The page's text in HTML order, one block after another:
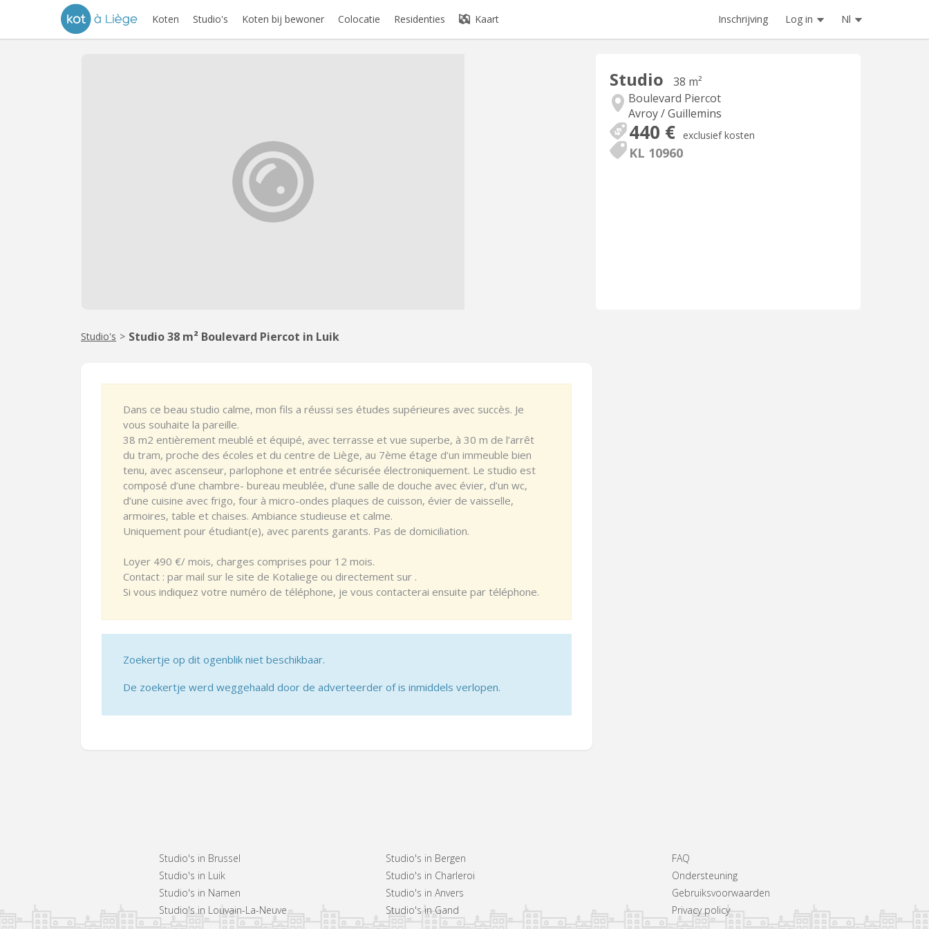
Koten Studio's Koten bij bewoner Colocatie Residenties Kaart Inschrijving Log in Nl
Studio
38 m²
Boulevard Piercot
Avroy / Guillemins
440 € exclusief kosten
KL 10960
Studio's > Studio 38 m² Boulevard Piercot in Luik
Dans ce beau studio calme, mon fils a réussi ses études supérieures avec succès. Je
vous souhaite la pareille.
38 m2 entièrement meublé et équipé, avec terrasse et vue superbe, à 30 m de l’arrêt
du tram, proche des écoles et du centre de Liège, au 7ème étage d’un immeuble bien
tenu, avec ascenseur, parlophone et entrée sécurisée électroniquement. Le studio est
composé d’une chambre- bureau meublée, d’une salle de douche avec évier, d’un wc,
d’une cuisine avec frigo, four à micro-ondes plaques de cuisson, évier de vaisselle,
armoires, table et chaises. Ambiance studieuse et calme.
Uniquement pour étudiant(e), avec parents garants. Pas de domiciliation.
Loyer 490 €/ mois, charges comprises pour 12 mois.
Contact : par mail sur le site de Kotaliege ou directement sur .
Si vous indiquez votre numéro de téléphone, je vous contacterai ensuite par téléphone.
Zoekertje op dit ogenblik niet beschikbaar.
De zoekertje werd weggehaald door de adverteerder of is inmiddels verlopen.
Studio's in Brussel
Studio's in Luik
Studio's in Namen
Studio's in Louvain-La-Neuve
Studio's in Bergen
Studio's in Charleroi
Studio's in Anvers
Studio's in Gand
FAQ
Ondersteuning
Gebruiksvoorwaarden
Privacy policy